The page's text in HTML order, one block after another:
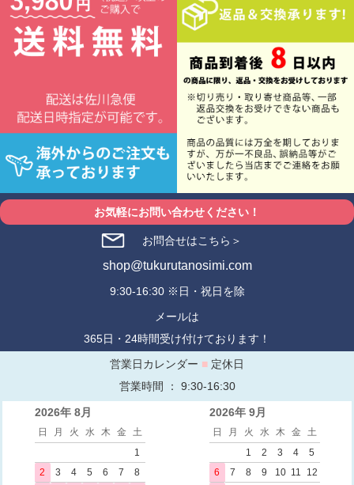
お気軽にお問い合わせください！
お問合せはこちら＞
shop@tukurutanosimi.com
9:30-16:30 ※日・祝日を除
メールは
365日・24時間受け付けております！
営業日カレンダー ■ 定休日
営業時間 ： 9:30-16:30
2026年 8月
日 月 火 水 木 金
土
1
2
3 4 5 6 7
8
2026年 9月
日 月 火 水 木 金
土
1
2 3 4
5
6
7 8 9 10 11
12